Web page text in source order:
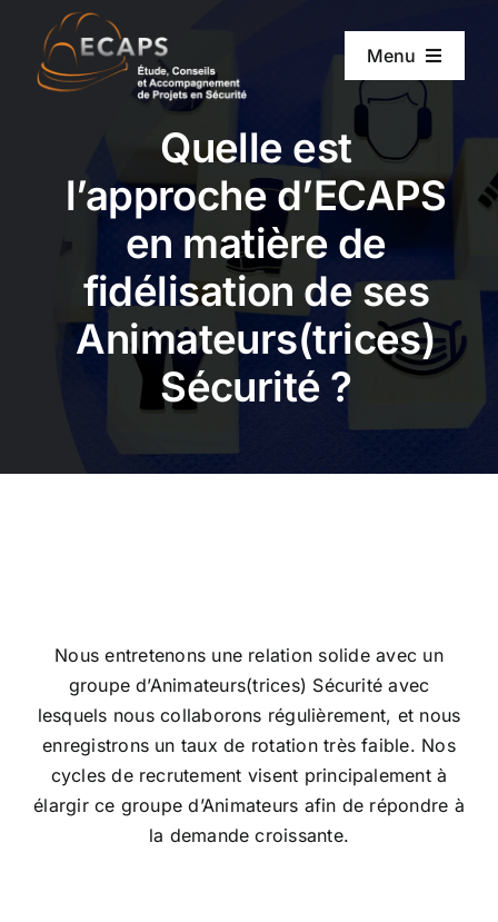
contenu
Menu
A PROPOS D’ECAPS
NOS SERVICES
NOTRE MÉTHODE
ACTUALITÉS
Quelle est
l’approche d’ECAPS
en matière de
fidélisation de ses
Animateurs(trices)
Sécurité ?
Nous entretenons une relation solide avec un
groupe d’Animateurs(trices) Sécurité avec
lesquels nous collaborons régulièrement, et nous
enregistrons un taux de rotation très faible. Nos
cycles de recrutement visent principalement à
élargir ce groupe d’Animateurs afin de répondre à
la demande croissante.